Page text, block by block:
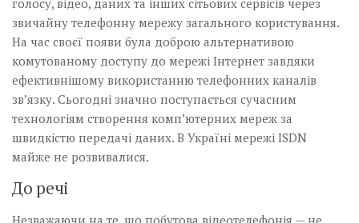
голосу, відео, даних та інших сітьових сервісів через
звичайну телефонну мережу загального користування.
На час своєї появи була доброю альтернативою
комутованому доступу до мережі Інтернет завдяки
ефективнішому використанню телефонних каналів
зв’язку. Сьогодні значно поступається сучасним
технологіям створення комп’ютерних мереж за
швидкістю передачі даних. В Україні мережі ISDN
майже не розвивалися.
До речі